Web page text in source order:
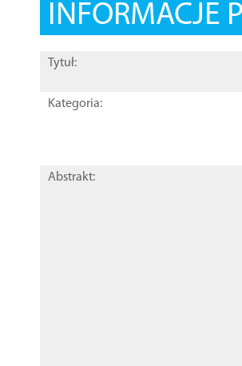
INFORMACJE
Tytuł:
Kategoria:
Abstrakt: